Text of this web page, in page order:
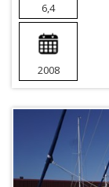
6,4
2008